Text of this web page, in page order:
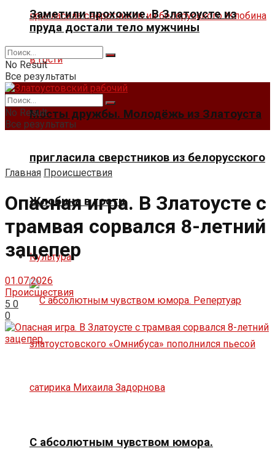
Мосты дружбы. Молодёжь из Златоуста
пригласила сверстников из белорусского
Жлобина в гости
Культура
С абсолютным чувством юмора.
Заметили прохожие. В Златоусте из
пруда достали тело мужчины
No Result
Все результаты
No Result
Все результаты
Главная Происшествия
Опасная игра. В Златоусте с
трамвая сорвался 8-летний
зацепер
01.07.2026
Происшествия
5 0
0